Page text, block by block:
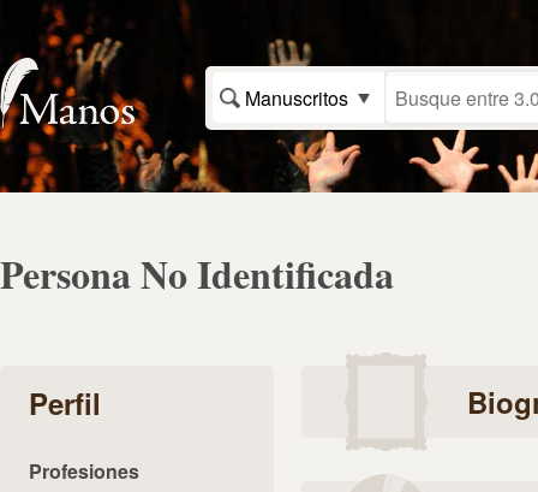
Manuscritos
Persona No Identificada
Perfil
Profesiones